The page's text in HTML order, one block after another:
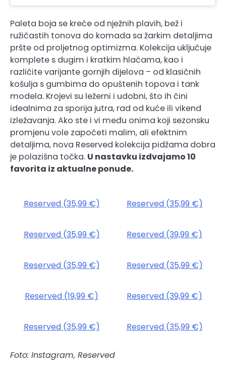
Paleta boja se kreće od nježnih plavih, bež i
ružičastih tonova do komada sa žarkim detaljima
pršte od proljetnog optimizma. Kolekcija uključuje
komplete s dugim i kratkim hlačama, kao i
različite varijante gornjih dijelova – od klasičnih
košulja s gumbima do opuštenih topova i tank
modela. Krojevi su ležerni i udobni, što ih čini
idealnima za sporija jutra, rad od kuće ili vikend
izležavanja. Ako ste i vi među onima koji sezonsku
promjenu vole započeti malim, ali efektnim
detaljima, nova Reserved kolekcija pidžama dobra
je polazišna točka. U nastavku izdvajamo 10
favorita iz aktualne ponude.
Reserved (35,99 €) Reserved (35,99 €)
Reserved (35,99 €) Reserved (39,99 €)
Reserved (35,99 €) Reserved (35,99 €)
Reserved (19,99 €) Reserved (39,99 €)
Reserved (35,99 €) Reserved (35,99 €)
Foto: Instagram, Reserved